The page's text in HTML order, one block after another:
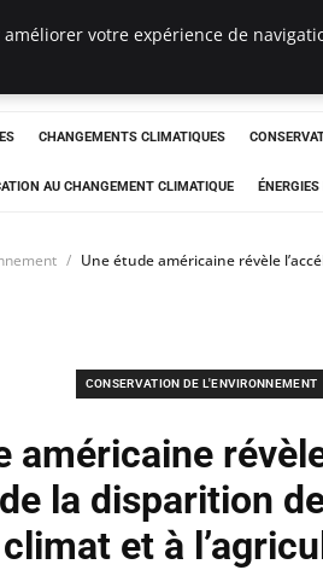
CHANGEMENTS CLIMATIQUES
AU CHANGEMENT CLIMATIQUE
Une étude américaine révèle
CONSERVATION DE L'ENVIRONNEMENT
américaine
la disparition
climat et à
votre expérience de